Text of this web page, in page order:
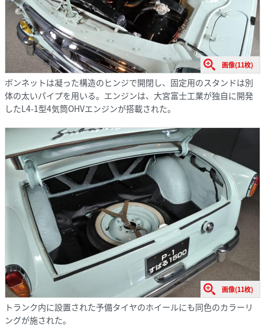
画像(11枚)
ボンネットは凝った構造のヒンジで開閉し、固定用のスタンドは別
体の太いパイプを用いる。エンジンは、大宮富士工業が独自に開発
したL4-1型4気筒OHVエンジンが搭載された。
画像(11枚)
トランク内に設置された予備タイヤのホイールにも同色のカラーリ
ングが施された。